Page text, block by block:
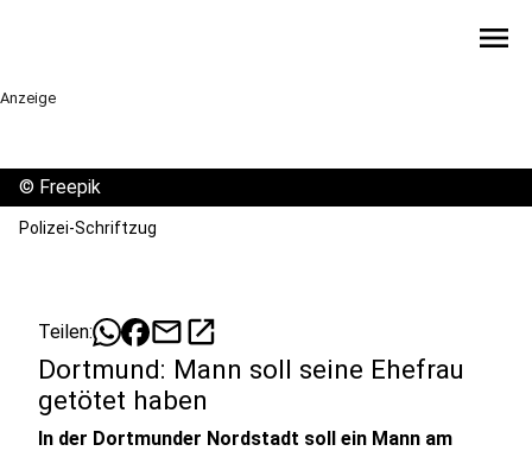
menu
Anzeige
© Freepik
Polizei-Schriftzug
Teilen: mailopen_in_new
Dortmund: Mann soll seine Ehefrau
getötet haben
In der Dortmunder Nordstadt soll ein Mann am